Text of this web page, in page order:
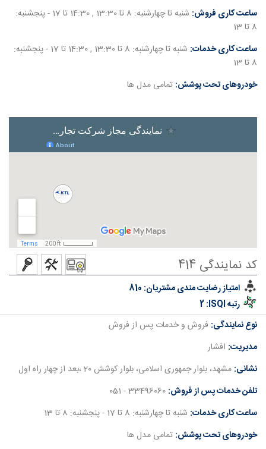
ساعت کاری فروش:
شنبه تا چهارشنبه: 8 تا 13:30 , 14:30 تا 17 - پنجشنبه:
8 تا 13
ساعت کاری خدمات:
شنبه تا چهارشنبه: 8 تا 13:30 , 14:30 تا 17 - پنجشنبه:
8 تا 13
خودروهای تحت پوشش: تمامی مدل ها
کد نمایندگی 414
امتیاز رضایت مندی مشتریان:
رتبه ISQI:
2
نوع نمایندگی: فروش و خدمات پس از فروش
مدیریت: افشار
نشانی: مشهد، بلوار جمهوری اسلامی، بلوار کوشش 20 ،بعد از چهار راه اول
تلفن خدمات پس از فروش:
ساعت کاری خدمات: شنبه تا چهارشنبه: 8 تا 17 - پنجشنبه: 8 تا 13
خودروهای تحت پوشش: تمامی مدل ها